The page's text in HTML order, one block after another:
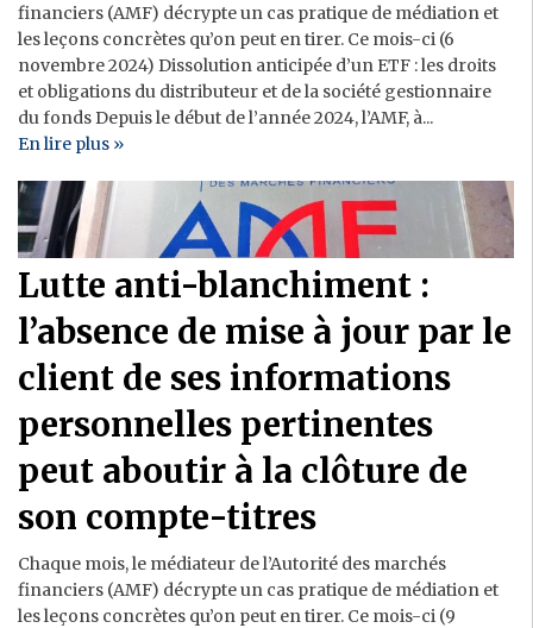
financiers (AMF) décrypte un cas pratique de médiation et
les leçons concrètes qu’on peut en tirer. Ce mois-ci (6
novembre 2024) Dissolution anticipée d’un ETF : les droits
et obligations du distributeur et de la société gestionnaire
du fonds Depuis le début de l’année 2024, l’AMF, à...
En lire plus »
Lutte anti-blanchiment :
l’absence de mise à jour par le
client de ses informations
personnelles pertinentes
peut aboutir à la clôture de
son compte-titres
Chaque mois, le médiateur de l’Autorité des marchés
financiers (AMF) décrypte un cas pratique de médiation et
les leçons concrètes qu’on peut en tirer. Ce mois-ci (9